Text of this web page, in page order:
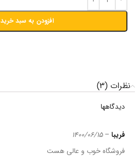
افزودن به سبد خرید
نظرات (3)
دیدگاهها
فریبا –
1400/06/15
فروشگاه خوب و عالی هست